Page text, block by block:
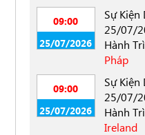
09:00
25/07/2026
Sự Kiện
25/07/
Hành
Pháp
09:00
25/07/2026
Sự Kiện
25/07/
Hành
Ireland